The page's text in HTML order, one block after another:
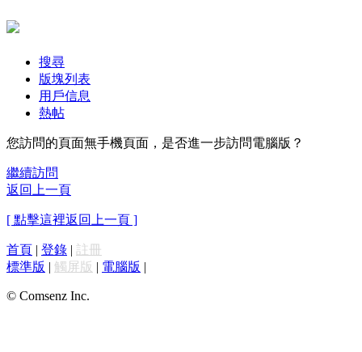
搜尋
版塊列表
用戶信息
熱帖
您訪問的頁面無手機頁面，是否進一步訪問電腦版？
繼續訪問
返回上一頁
[ 點擊這裡返回上一頁 ]
首頁 | 登錄 | 註冊
標準版 | 觸屏版 | 電腦版 |
© Comsenz Inc.